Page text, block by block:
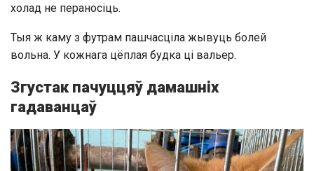
холад не пераносіць.
Тыя ж каму з футрам пашчасціла жывуць болей
вольна. У кожнага цёплая будка ці вальер.
Згустак пачуццяў дамашніх
гадаванцаў